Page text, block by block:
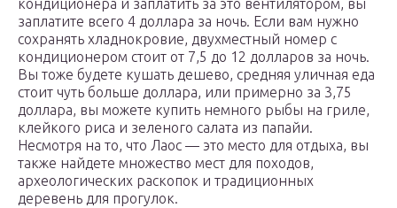
кондиционера и заплатить за это вентилятором, вы
заплатите всего 4 доллара за ночь. Если вам нужно
сохранять хладнокровие, двухместный номер с
кондиционером стоит от 7,5 до 12 долларов за ночь.
Вы тоже будете кушать дешево, средняя уличная еда
стоит чуть больше доллара, или примерно за 3,75
доллара, вы можете купить немного рыбы на гриле,
клейкого риса и зеленого салата из папайи.
Несмотря на то, что Лаос — это место для отдыха, вы
также найдете множество мест для походов,
археологических раскопок и традиционных
деревень для прогулок.